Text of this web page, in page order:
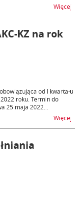
Więcej
KZ na rok
od I kwartału
roku. Termin do
25 maja 2022...
Więcej